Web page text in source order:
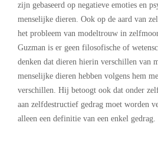
zijn gebaseerd op negatieve emoties en
menselijke dieren. Ook op de aard van
het probleem van modeltrouw in
Guzman is er geen filosofische of
denken dat dieren hierin verschillen van
menselijke dieren hebben volgens hem
verschillen. Hij betoogt ook dat onder
aan zelfdestructief gedrag moet worden
alleen een definitie van een enkel gedrag.